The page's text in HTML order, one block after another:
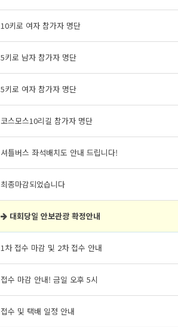
10키로 여자 참가자 명단
5키로 남자 참가자 명단
5키로 여자 참가자 명단
코스모스10리길 참가자 명단
셔틀버스 좌석배치도 안내 드립니다!
최종마감되었습니다
대회당일 안보관광 확정안내
1차 접수 마감 및 2차 접수 안내
접수 마감 안내! 금일 오후 5시
접수 및 택배 일정 안내